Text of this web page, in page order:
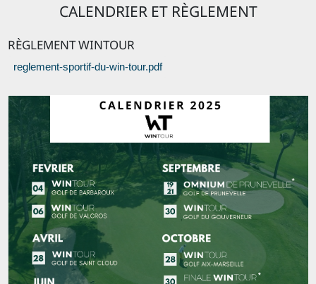
CALENDRIER ET RÈGLEMENT
RÈGLEMENT WINTOUR
reglement-sportif-du-win-tour.pdf